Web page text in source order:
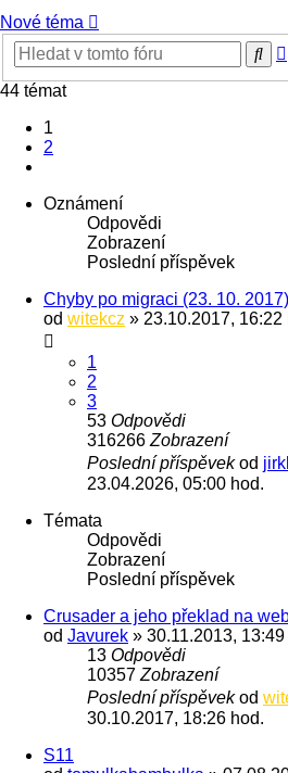
Nové téma
44 témat
1
2
Oznámení
Odpovědi
Zobrazení
Poslední příspěvek
Chyby po migraci (23. 10. 2017)
od witekcz » 23.10.2017, 16:22
1
2
3
53 Odpovědi
316266 Zobrazení
Poslední příspěvekod jirkl
23.04.2026, 05:00 hod.
Témata
Odpovědi
Zobrazení
Poslední příspěvek
Crusader a jeho překlad na
od Javurek » 30.11.2013, 13:49
13 Odpovědi
10357 Zobrazení
Poslední příspěvekod
30.10.2017, 18:26 hod.
S11